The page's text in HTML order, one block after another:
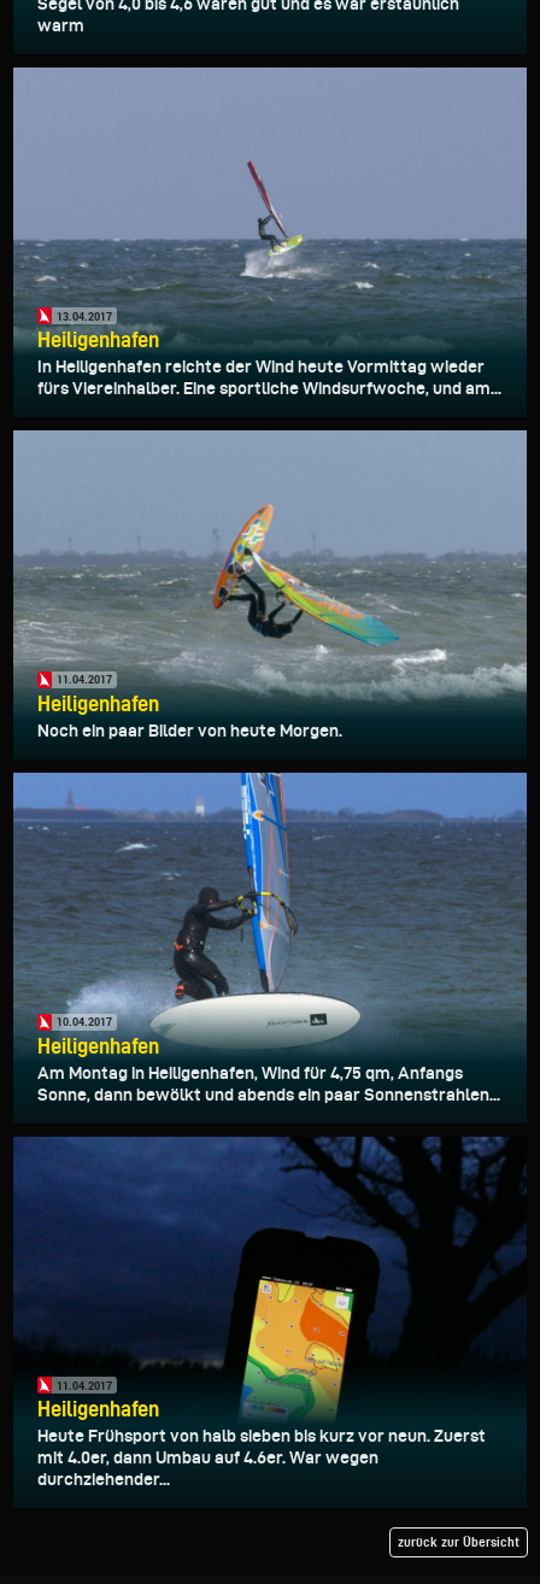
warm
13.04.2017
Heiligenhafen
In Heiligenhafen reichte der Wind heute Vormittag wieder
fürs Viereinhalber. Eine sportliche Windsurfwoche, und am...
11.04.2017
Heiligenhafen
Noch ein paar Bilder von heute Morgen.
10.04.2017
Heiligenhafen
Am Montag in Heiligenhafen, Wind für 4,75 qm, Anfangs
Sonne, dann bewölkt und abends ein paar Sonnenstrahlen...
11.04.2017
Heiligenhafen
Heute Frühsport von halb sieben bis kurz vor neun. Zuerst
mit 4.0er, dann Umbau auf 4.6er. War wegen
durchziehender...
zurück zur Übersicht